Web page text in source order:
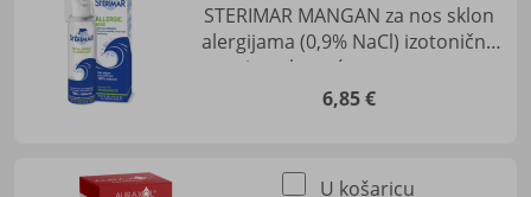
STERIMAR MANGAN za nos sklon
alergijama (0,9% NaCl) izotonična
otopina obogaćena manganom -
medicinski proizvod, 50 ml
6,85 €
U košaricu